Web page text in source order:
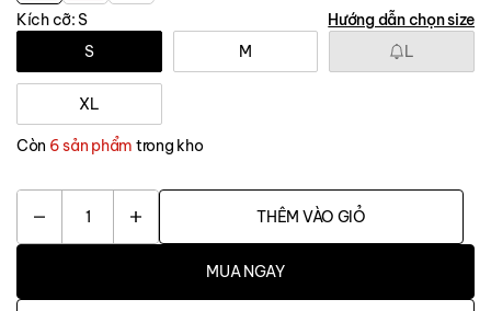
Kích cỡ: S
Hướng dẫn chọn size
S
M L
XL
Còn 6 sản phẩm trong kho
1 THÊM VÀO GIỎ
MUA NGAY